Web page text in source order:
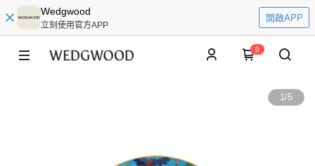
Wedgwood
立刻使用官方APP
開啟APP
0
1/5